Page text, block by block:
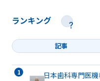
ランキング
記事
日本歯科専門医